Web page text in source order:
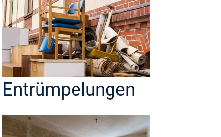
Entrümpelungen